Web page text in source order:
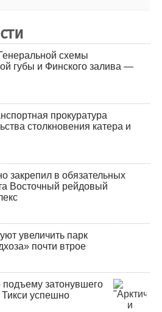
схемы
губы и Финского залива —
прокуратура
столкновения катера и
закрепил в обязательных
Восточный рейдовый
увеличить парк
почти втрое
затонувшего
успешно